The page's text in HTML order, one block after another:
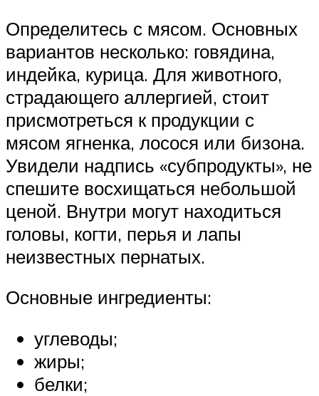
Определитесь с мясом. Основных
вариантов несколько: говядина,
индейка, курица. Для животного,
страдающего аллергией, стоит
присмотреться к продукции с
мясом ягненка, лосося или бизона.
Увидели надпись «субпродукты», не
спешите восхищаться небольшой
ценой. Внутри могут находиться
головы, когти, перья и лапы
неизвестных пернатых.
Основные ингредиенты:
углеводы;
жиры;
белки;